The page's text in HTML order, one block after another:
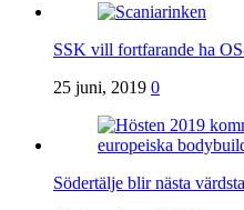
SSK vill fortfarande ha
25 juni, 2019 0
Södertälje blir nästa